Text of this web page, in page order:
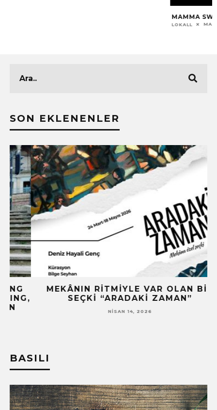
SON EKLENENLER
MEKÂNIN RITMIYLE VAR OLAN BIR
SEÇKI “ARADAKI ZAMAN”
NISAN 14, 2026
BASILI